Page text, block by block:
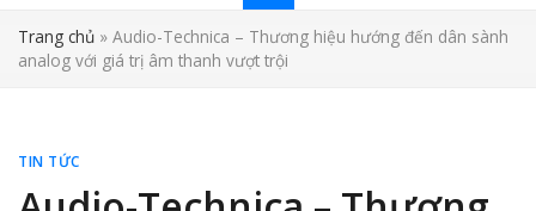
Trang chủ » Audio-Technica – Thương hiệu hướng đến dân sành
analog với giá trị âm thanh vượt trội
TIN TỨC